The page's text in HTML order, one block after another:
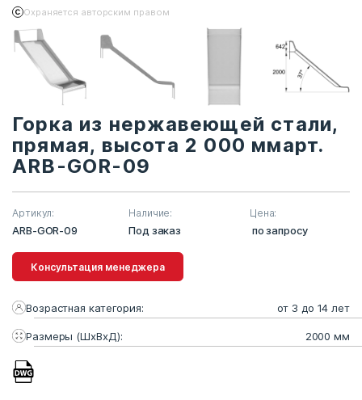
Охраняется авторским правом
Горка из нержавеющей стали,
прямая, высота 2 000 ммарт.
ARB-GOR-09
Артикул:
ARB-GOR-09
Наличие:
Под заказ
Цена:
по запросу
Консультация менеджера
Возрастная категория: от 3 до 14 лет
Размеры (ШхВхД): 2000 мм